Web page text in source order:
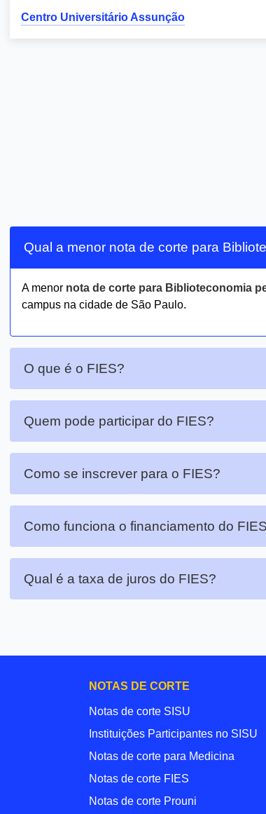
Centro Universitário Assunção
Qual a menor nota de corte para
A menor nota de corte para Biblioteconomia
campus na cidade de São Paulo.
O que é o FIES?
Quem pode participar do FIES?
Como se inscrever para o FIES?
Como funciona o financiamento do
Qual é a taxa de juros do FIES?
NOTAS DE CORTE
Notas de corte SISU
Instituições Participantes no SISU
Notas de corte para Medicina
Notas de corte FIES
Notas de corte Prouni